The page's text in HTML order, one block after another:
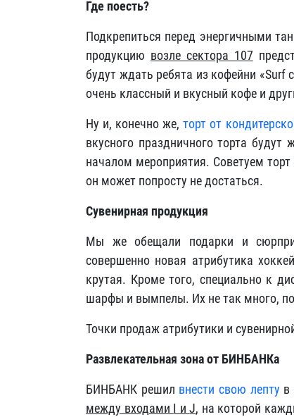
Где поесть?
Подкрепиться перед энергичными
продукцию возле сектора 107
будут ждать ребята из кофейни
очень классный и вкусный кофе и
Ну и, конечно же,торт от
вкусного праздничного торта будут
началом мероприятия. Советуем
он может попросту не достаться.
Сувенирная продукция
Мы же обещали подарки и
совершенно новая атрибутика
крутая. Кроме того, специально к
шарфы и вымпелы. Их не так много,
Точки продаж атрибутики и
Развлекательная зона от БИНБАНКа
БИНБАНК решил внести свою лепту в
между входами I иJ, на которой